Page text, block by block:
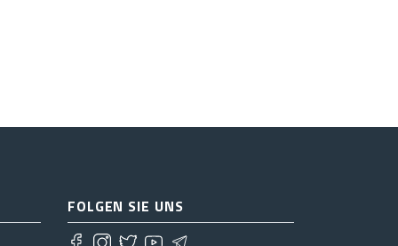
FOLGEN SIE UNS